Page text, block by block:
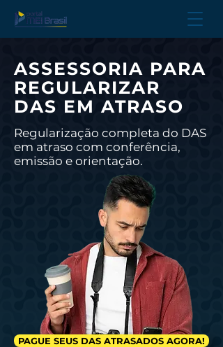
ASSESSORIA PARA
REGULARIZAR
DAS EM ATRASO
Regularização completa do DAS
em atraso com conferência,
emissão e orientação.
PAGUE SEUS DAS ATRASADOS AGORA!